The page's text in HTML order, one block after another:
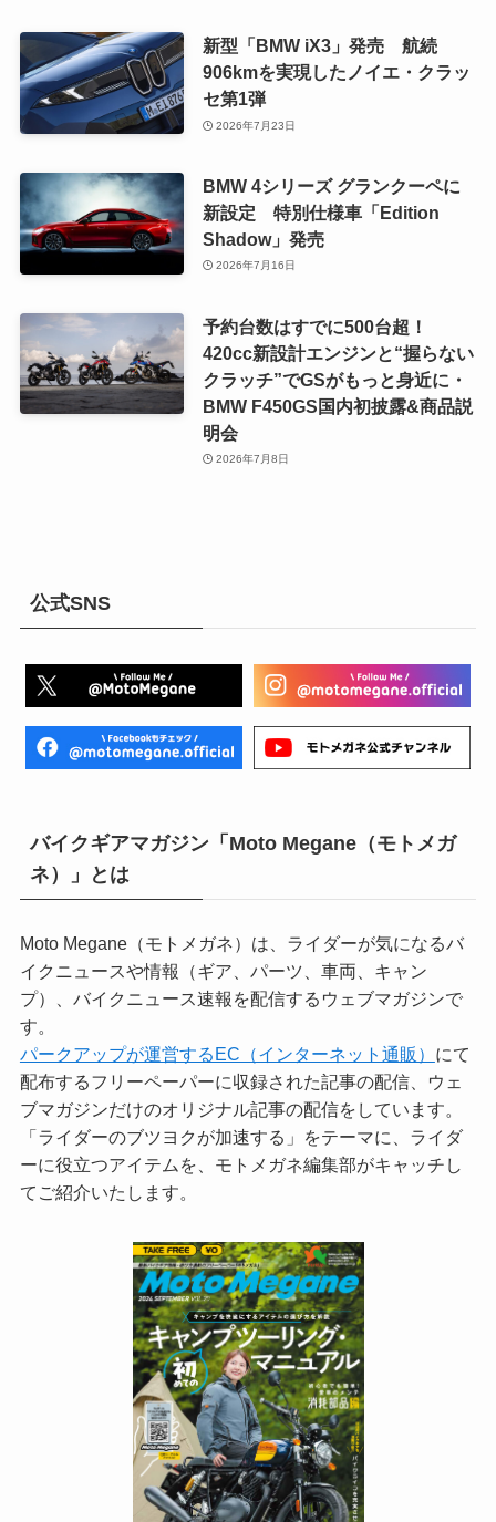
新型「BMW iX3」発売 航続
906kmを実現したノイエ・クラッ
セ第1弾
2026年7月23日
BMW 4シリーズ グランクーペに
新設定 特別仕様車「Edition
Shadow」発売
2026年7月16日
予約台数はすでに500台超！
420cc新設計エンジンと“握らない
クラッチ”でGSがもっと身近に・
BMW F450GS国内初披露&商品説
明会
2026年7月8日
公式SNS
バイクギアマガジン「Moto Megane（モトメガ
ネ）」とは
Moto Megane（モトメガネ）は、ライダーが気になるバ
イクニュースや情報（ギア、パーツ、車両、キャン
プ）、バイクニュース速報を配信するウェブマガジンで
す。
パークアップが運営するEC（インターネット通販） にて
配布するフリーペーパーに収録された記事の配信、ウェ
ブマガジンだけのオリジナル記事の配信をしています。
「ライダーのブツヨクが加速する」をテーマに、ライダ
ーに役立つアイテムを、モトメガネ編集部がキャッチし
てご紹介いたします。